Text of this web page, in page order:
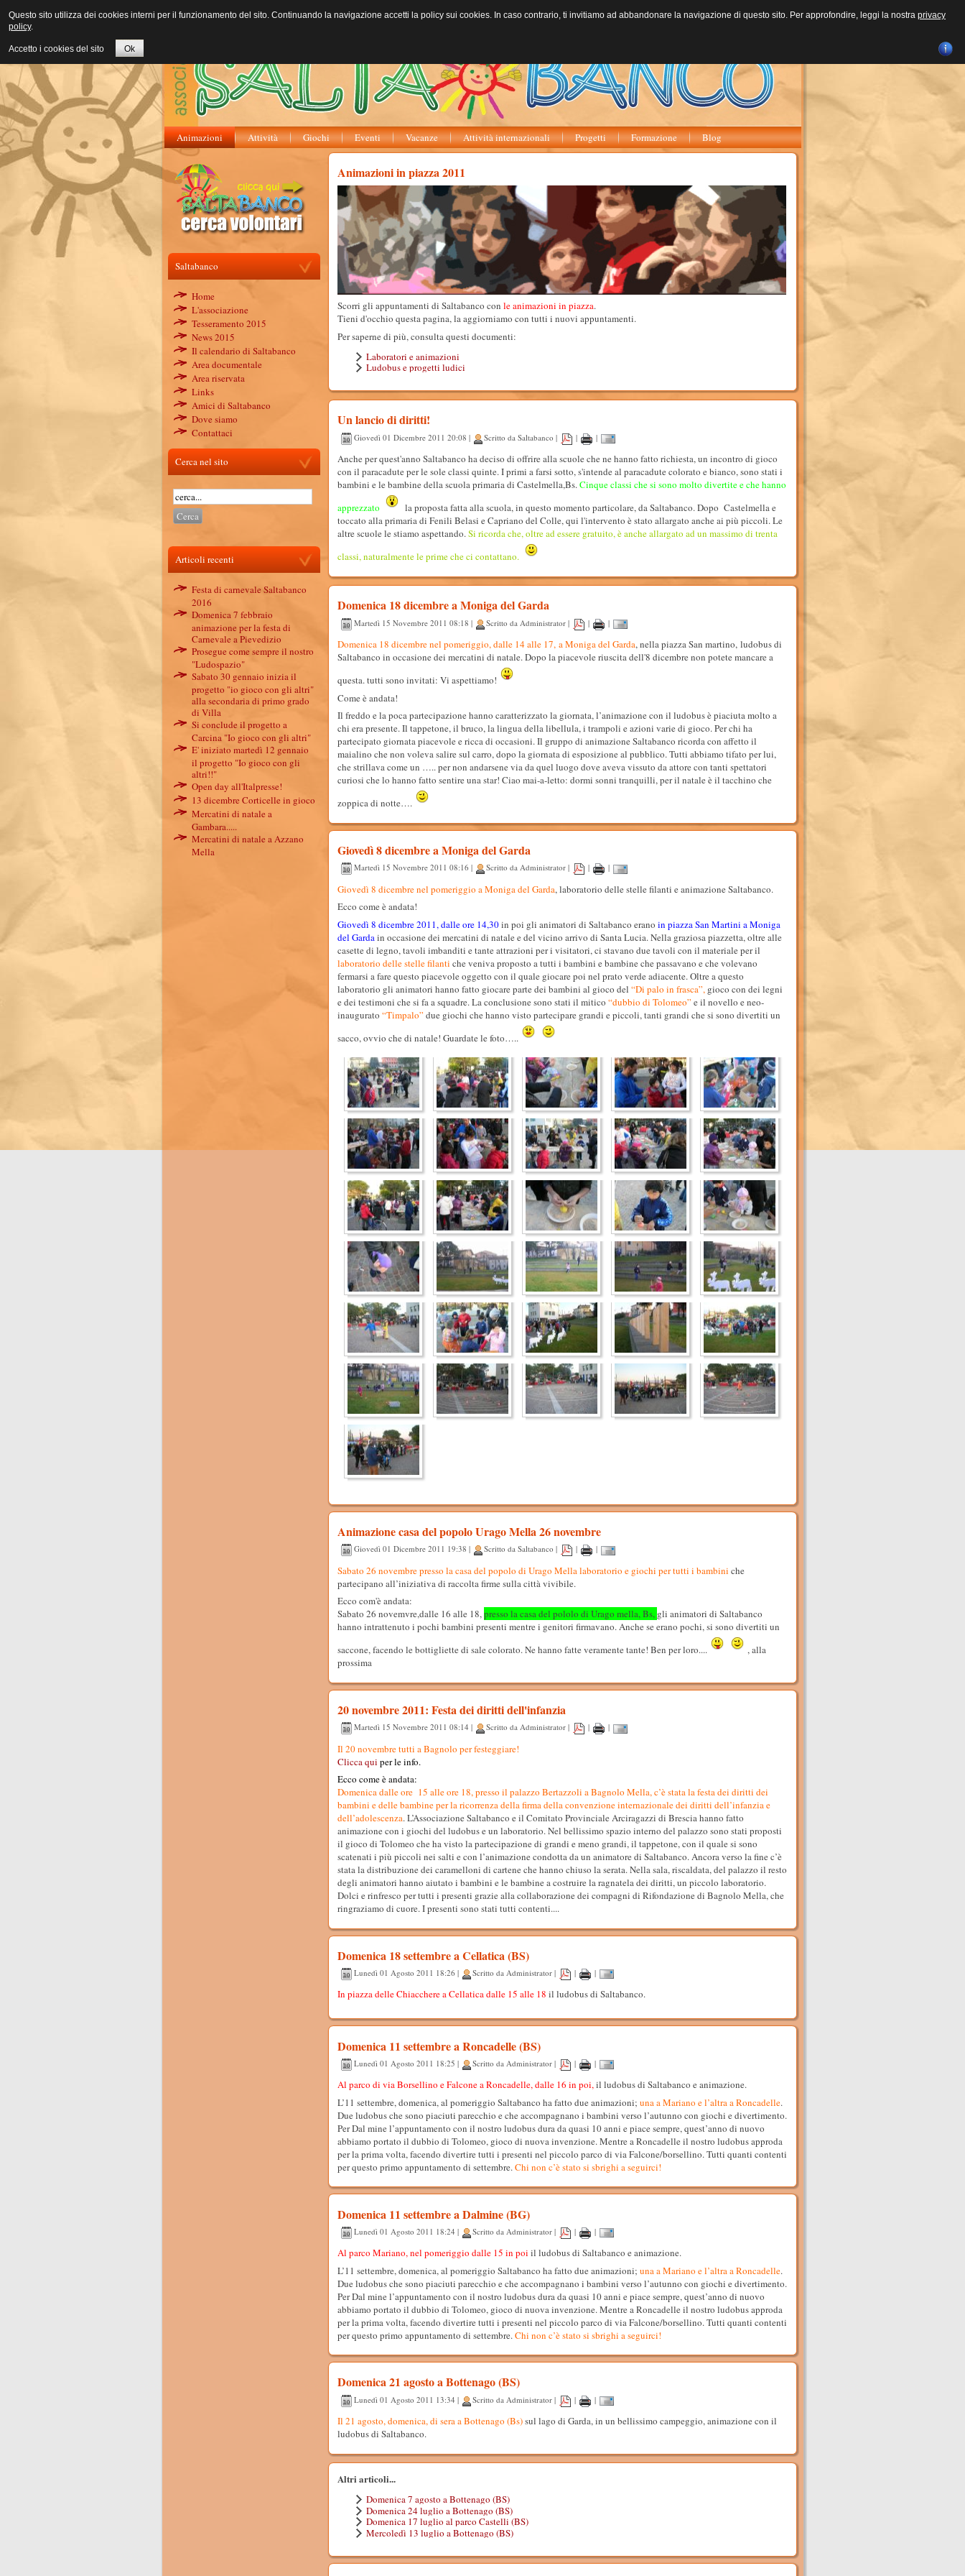
Animazioni Attività Giochi Eventi Vacanze Attività internazionali Progetti Formazione Blog
Saltabanco
Home
L'associazione
Tesseramento 2015
News 2015
Il calendario di Saltabanco
Area documentale
Area riservata
Links
Amici di Saltabanco
Dove siamo
Contattaci
Cerca nel sito
Articoli recenti
Festa di carnevale Saltabanco
2016
Domenica 7 febbraio
animazione per la festa di
Carnevale a Pievedizio
Prosegue come sempre il nostro
"Ludospazio"
Sabato 30 gennaio inizia il
progetto "io gioco con gli altri"
alla secondaria di primo grado
di Villa
Si conclude il progetto a
Carcina "Io gioco con gli altri"
E' iniziato martedì 12 gennaio
il progetto "Io gioco con gli
altri!!"
Open day all'Italpresse!
13 dicembre Corticelle in gioco
Mercatini di natale a
Gambara.....
Mercatini di natale a Azzano
Mella
Animazioni in piazza 2011
Scorri gli appuntamenti di Saltabanco con le animazioni in piazza.
Tieni d'occhio questa pagina, la aggiorniamo con tutti i nuovi appuntamenti.
Per saperne di più, consulta questi documenti:
Laboratori e animazioni
Ludobus e progetti ludici
Un lancio di diritti!
Giovedì 01 Dicembre 2011 20:08 | Scritto da Saltabanco | | |
Anche per quest'anno Saltabanco ha deciso di offrire alla scuole che ne hanno fatto richiesta, un incontro di gioco
con il paracadute per le sole classi quinte. I primi a farsi sotto, s'intende al paracadute colorato e bianco, sono stati i
bambini e le bambine della scuola primaria di Castelmella,Bs.Cinque classi che si sono molto divertite e che hanno
apprezzato
la proposta fatta alla scuola, in questo momento particolare, da Saltabanco. Dopo Castelmella e
toccato alla primaria di Fenili Belasi e Capriano del Colle, qui l'intervento è stato allargato anche ai più piccoli. Le
altre scuole le stiamo aspettando.Si ricorda che, oltre ad essere gratuito, è anche allargato ad un massimo di trenta
classi, naturalmente le prime che ci contattano.
Domenica 18 dicembre a Moniga del Garda
Martedì 15 Novembre 2011 08:18 | Scritto da Administrator | | |
Domenica 18 dicembre nel pomeriggio, dalle 14 alle 17, a Moniga del Garda, nella piazza San martino, ludobus di
Saltabanco in occasione dei mercatini di natale. Dopo la piacevole riuscita dell'8 dicembre non potete mancare a
questa. tutti sono invitati: Vi aspettiamo!
Come è andata!
Il freddo e la poca partecipazione hanno caratterizzato la giornata, l’animazione con il ludobus è piaciuta molto a
chi era presente. Il tappetone, il bruco, la lingua della libellula, i trampoli e azioni varie di gioco. Per chi ha
partecipato giornata piacevole e ricca di occasioni. Il gruppo di animazione Saltabanco ricorda con affetto il
maialino che non voleva salire sul carro, dopo la giornata di esposizione al pubblico. Tutti abbiamo tifato per lui,
che strillava come un ….. per non andarsene via da quel luogo dove aveva vissuto da attore con tanti spettatori
curiosi che lo hanno fatto sentire una star! Ciao mai-a-letto: dormi sonni tranquilli, per il natale è il tacchino che
zoppica di notte….
Giovedì 8 dicembre a Moniga del Garda
Martedì 15 Novembre 2011 08:16 | Scritto da Administrator | | |
Giovedì 8 dicembre nel pomeriggio a Moniga del Garda, laboratorio delle stelle filanti e animazione Saltabanco.
Ecco come è andata!
Giovedì 8 dicembre 2011, dalle ore 14,30in poi gli animatori di Saltabanco erano in piazza San Martini a Moniga
del Garda in occasione dei mercatini di natale e del vicino arrivo di Santa Lucia. Nella graziosa piazzetta, oltre alle
casette di legno, tavoli imbanditi e tante attrazioni per i visitatori, ci stavano due tavoli con il materiale per il
laboratorio delle stelle filanti che veniva proposto a tutti i bambini e bambine che passavano e che volevano
fermarsi a fare questo piacevole oggetto con il quale giocare poi nel prato verde adiacente. Oltre a questo
laboratorio gli animatori hanno fatto giocare parte dei bambini al gioco del “Di palo in frasca”, gioco con dei legni
e dei testimoni che si fa a squadre. La conclusione sono stati il mitico “dubbio di Tolomeo” e il novello e neo-
inaugurato “Timpalo” due giochi che hanno visto partecipare grandi e piccoli, tanti grandi che si sono divertiti un
sacco, ovvio che di natale! Guardate le foto…..
Animazione casa del popolo Urago Mella 26 novembre
Giovedì 01 Dicembre 2011 19:38 | Scritto da Saltabanco | | |
Sabato 26 novembre presso la casa del popolo di Urago Mella laboratorio e giochi per tutti i bambini che
partecipano all’iniziativa di raccolta firme sulla città vivibile.
Ecco com'è andata:
Sabato 26 novemvre,dalle 16 alle 18,presso la casa del pololo di Urago mella, Bs, gli animatori di Saltabanco
hanno intrattenuto i pochi bambini presenti mentre i genitori firmavano. Anche se erano pochi, si sono divertiti un
saccone, facendo le bottigliette di sale colorato. Ne hanno fatte veramente tante! Ben per loro....
, alla
prossima
20 novembre 2011: Festa dei diritti dell'infanzia
Martedì 15 Novembre 2011 08:14 | Scritto da Administrator | | |
Il 20 novembre tutti a Bagnolo per festeggiare!
Clicca qui per le info.
Ecco come è andata:
Domenica dalle ore 15 alle ore 18, presso il palazzo Bertazzoli a Bagnolo Mella, c’è stata la festa dei diritti dei
bambini e delle bambine per la ricorrenza della firma della convenzione internazionale dei diritti dell’infanzia e
dell’adolescenza. L’Associazione Saltabanco e il Comitato Provinciale Arciragazzi di Brescia hanno fatto
animazione con i giochi del ludobus e un laboratorio. Nel bellissimo spazio interno del palazzo sono stati proposti
il gioco di Tolomeo che ha visto la partecipazione di grandi e meno grandi, il tappetone, con il quale si sono
scatenati i più piccoli nei salti e con l’animazione condotta da un animatore di Saltabanco. Ancora verso la fine c’è
stata la distribuzione dei caramelloni di cartene che hanno chiuso la serata. Nella sala, riscaldata, del palazzo il resto
degli animatori hanno aiutato i bambini e le bambine a costruire la ragnatela dei diritti, un piccolo laboratorio.
Dolci e rinfresco per tutti i presenti grazie alla collaborazione dei compagni di Rifondazione di Bagnolo Mella, che
ringraziamo di cuore. I presenti sono stati tutti contenti....
Domenica 18 settembre a Cellatica (BS)
Lunedì 01 Agosto 2011 18:26 | Scritto da Administrator | | |
In piazza delle Chiacchere a Cellatica dalle 15 alle 18 il ludobus di Saltabanco.
Domenica 11 settembre a Roncadelle (BS)
Lunedì 01 Agosto 2011 18:25 | Scritto da Administrator | | |
Al parco di via Borsellino e Falcone a Roncadelle, dalle 16 in poi,il ludobus di Saltabanco e animazione.
L’11 settembre, domenica, al pomeriggio Saltabanco ha fatto due animazioni; una a Mariano e l’altra a Roncadelle.
Due ludobus che sono piaciuti parecchio e che accompagnano i bambini verso l’autunno con giochi e divertimento.
Per Dal mine l’appuntamento con il nostro ludobus dura da quasi 10 anni e piace sempre, quest’anno di nuovo
abbiamo portato il dubbio di Tolomeo, gioco di nuova invenzione. Mentre a Roncadelle il nostro ludobus approda
per la prima volta, facendo divertire tutti i presenti nel piccolo parco di via Falcone/borsellino. Tutti quanti contenti
per questo primo appuntamento di settembre.Chi non c’è stato si sbrighi a seguirci!
Domenica 11 settembre a Dalmine (BG)
Lunedì 01 Agosto 2011 18:24 | Scritto da Administrator | | |
Al parco Mariano, nel pomeriggio dalle 15 in poi il ludobus di Saltabanco e animazione.
L’11 settembre, domenica, al pomeriggio Saltabanco ha fatto due animazioni; una a Mariano e l’altra a Roncadelle.
Due ludobus che sono piaciuti parecchio e che accompagnano i bambini verso l’autunno con giochi e divertimento.
Per Dal mine l’appuntamento con il nostro ludobus dura da quasi 10 anni e piace sempre, quest’anno di nuovo
abbiamo portato il dubbio di Tolomeo, gioco di nuova invenzione. Mentre a Roncadelle il nostro ludobus approda
per la prima volta, facendo divertire tutti i presenti nel piccolo parco di via Falcone/borsellino. Tutti quanti contenti
per questo primo appuntamento di settembre.Chi non c’è stato si sbrighi a seguirci!
Domenica 21 agosto a Bottenago (BS)
Lunedì 01 Agosto 2011 13:34 | Scritto da Administrator | | |
Il 21 agosto, domenica, di seraa Bottenago (Bs)sul lago di Garda, in un bellissimo campeggio, animazione con il
ludobus di Saltabanco.
Altri articoli...
Domenica 7 agosto a Bottenago (BS)
Domenica 24 luglio a Bottenago (BS)
Domenica 17 luglio al parco Castelli (BS)
Mercoledì 13 luglio a Bottenago (BS)
Questo sito utilizza dei cookies interni per il funzionamento del sito. Continuando la navigazione accetti la policy sui cookies. In caso contrario, ti invitiamo ad abbandonare la navigazione di questo sito. Per approfondire, leggi la nostra privacy
policy.
Accetto i cookies del sito Ok